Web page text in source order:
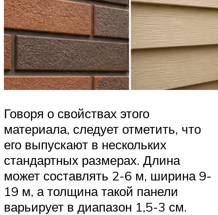
Говоря о свойствах этого
материала, следует отметить, что
его выпускают в нескольких
стандартных размерах. Длина
может составлять 2-6 м, ширина 9-
19 м, а толщина такой панели
варьирует в диапазон 1,5-3 см.